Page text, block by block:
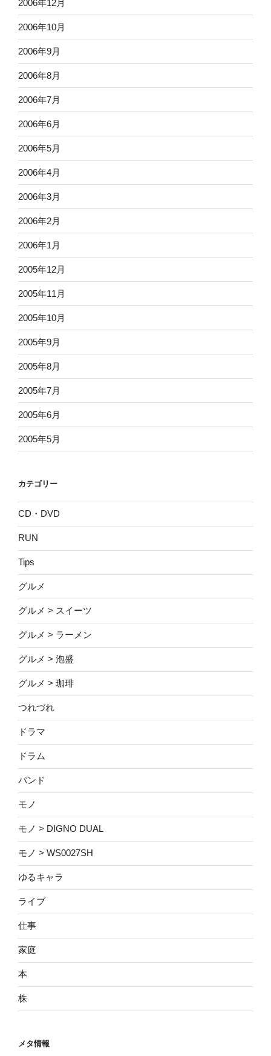
2006年12月
2006年10月
2006年9月
2006年8月
2006年7月
2006年6月
2006年5月
2006年4月
2006年3月
2006年2月
2006年1月
2005年12月
2005年11月
2005年10月
2005年9月
2005年8月
2005年7月
2005年6月
2005年5月
カテゴリー
CD・DVD
RUN
Tips
グルメ
グルメ > スイーツ
グルメ > ラーメン
グルメ > 泡盛
グルメ > 珈琲
つれづれ
ドラマ
ドラム
バンド
モノ
モノ > DIGNO DUAL
モノ > WS0027SH
ゆるキャラ
ライブ
仕事
家庭
本
株
メタ情報